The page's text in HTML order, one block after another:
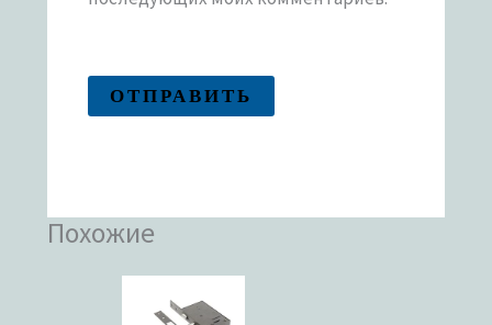
Похожие